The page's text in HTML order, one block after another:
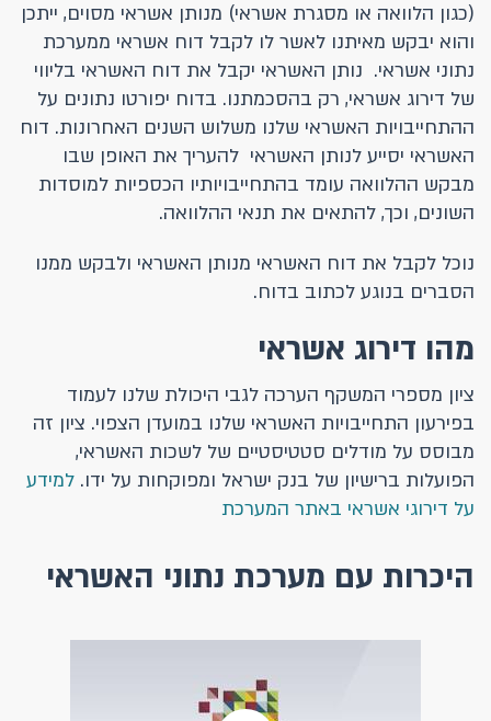
(כגון הלוואה או מסגרת אשראי) מנותן אשראי מסוים, ייתכן
והוא יבקש מאיתנו לאשר לו לקבל דוח אשראי ממערכת
נתוני אשראי. נותן האשראי יקבל את דוח האשראי בליווי
של דירוג אשראי, רק בהסכמתנו. בדוח יפורטו נתונים על
ההתחייבויות האשראי שלנו משלוש השנים האחרונות. דוח
האשראי יסייע לנותן האשראי להעריך את האופן שבו
מבקש ההלוואה עומד בהתחייבויותיו הכספיות למוסדות
השונים, וכך, להתאים את תנאי ההלוואה.
נוכל לקבל את דוח האשראי מנותן האשראי ולבקש ממנו
הסברים בנוגע לכתוב בדוח.
מהו דירוג אשראי
ציון מספרי המשקף הערכה לגבי היכולת שלנו לעמוד
בפירעון התחייבויות האשראי שלנו במועדן הצפוי. ציון זה
מבוסס על מודלים סטטיסטיים של לשכות האשראי,
הפועלות ברישיון של בנק ישראל ומפוקחות על ידו. למידע
על דירוגי אשראי באתר המערכת
היכרות עם מערכת נתוני האשראי